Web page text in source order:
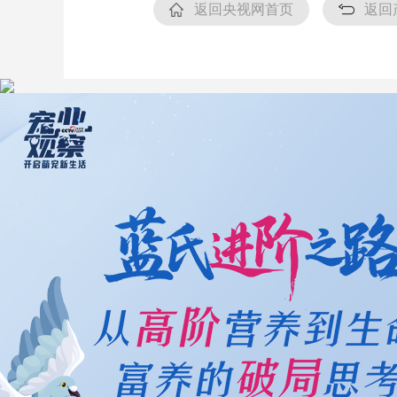
返回央视网首页 返回